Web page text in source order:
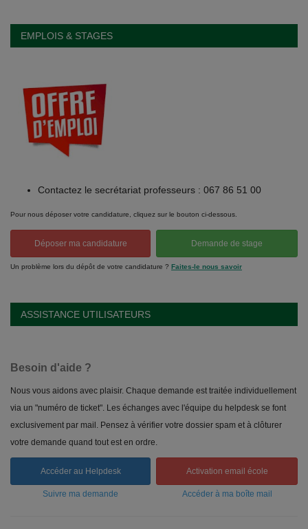
EMPLOIS & STAGES
Contactez le secrétariat professeurs : 067 86 51 00
Pour nous déposer votre candidature, cliquez sur le bouton ci-dessous.
Déposer ma candidature Demande de stage
Un problème lors du dépôt de votre candidature ? Faites-le nous savoir
ASSISTANCE UTILISATEURS
Besoin d'aide ?
Nous vous aidons avec plaisir. Chaque demande est traitée individuellement
via un "numéro de ticket". Les échanges avec l'équipe du helpdesk se font
exclusivement par mail. Pensez à vérifier votre dossier spam et à clôturer
votre demande quand tout est en ordre.
Accéder au Helpdesk Activation email école
Suivre ma demande Accéder à ma boîte mail